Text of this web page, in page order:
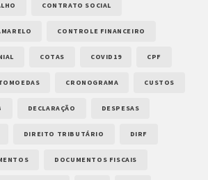
CONTRATO SOCIAL
CONTROLE FINANCEIRO
COTAS COVID19 CPF
CRONOGRAMA CUSTOS
DECLARAÇÃO DESPESAS
DIREITO TRIBUTÁRIO DIRF
DOCUMENTOS FISCAIS